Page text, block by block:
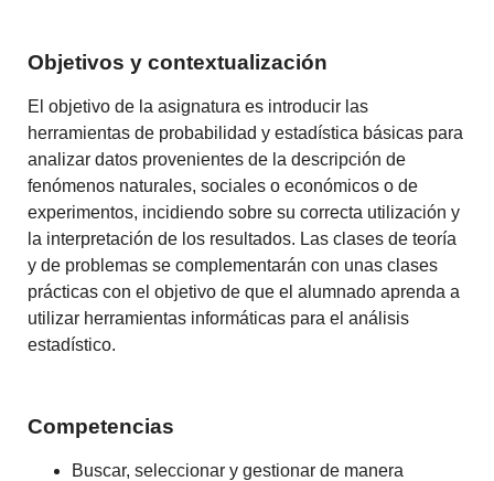
Objetivos y contextualización
El objetivo de la asignatura es introducir las
herramientas de probabilidad y estadística básicas para
analizardatos provenientes de la descripción de
fenómenos naturales, sociales o económicos o de
experimentos, incidiendo sobre su correcta utilización y
la interpretación de los resultados. Las clases de teoría
y de problemas se complementarán con unas clases
prácticas con el objetivo de que elalumnado aprenda a
utilizar herramientas informáticas para el análisis
estadístico.
Competencias
Buscar, seleccionar y gestionar de manera